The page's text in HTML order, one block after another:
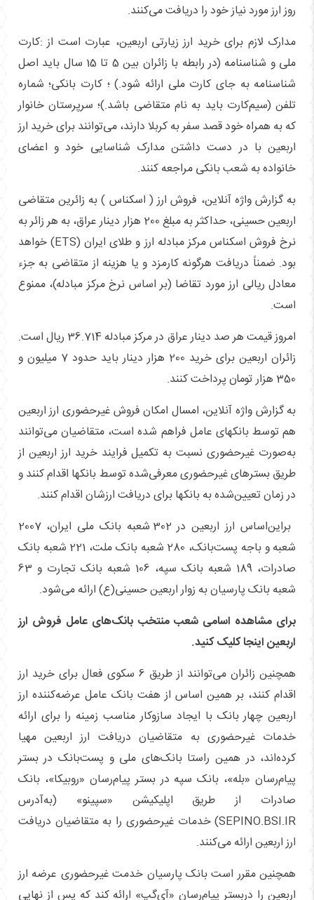
روز ارز مورد نیاز خود را دریافت می‌کنند.
مدارک لازم برای خرید ارز زیارتی اربعین، عبارت است از :کارت
ملی و شناسنامه (در رابطه با زائران بین 5 تا 15 سال باید اصل
شناسنامه به جای کارت ملی ارائه شود.) ؛ کارت بانکی؛ شماره
تلفن (سیم‌کارت باید به نام متقاضی باشد.)؛ سرپرستان خانوار
که به همراه خود قصد سفر به کربلا دارند، می‌توانند برای خرید ارز
اربعین با در دست داشتن مدارک شناسایی خود و اعضای
خانواده به شعب بانکی مراجعه کنند.
به گزارش واژه آنلاین، فروش ارز ( اسکناس ) به زائرین متقاضی
اربعین حسینی، حداکثر به مبلغ 200 هزار دینار عراق، به هر زائر به
نرخ فروش اسکناس مرکز مبادله ارز و طلای ایران (ETS) خواهد
بود. ضمناً دریافت هرگونه کارمزد و یا هزینه از متقاضی به جزء
معادل ریالی ارز مورد تقاضا (بر اساس نرخ مرکز مبادله)، ممنوع
است.
امروز قیمت هر صد دینار عراق در مرکز مبادله 36.714 ریال است.
زائران اربعین برای خرید 200 هزار دینار باید حدود 7 میلیون و
350 هزار تومان پرداخت کنند.
به گزارش واژه آنلاین، امسال امکان فروش غیرحضوری ارز اربعین
هم توسط بانکهای عامل فراهم شده است، متقاضیان می‌توانند
به‌صورت غیرحضوری نسبت به تکمیل فرایند خرید ارز اربعین از
طریق بسترهای غیرحضوری معرفی‌شده توسط بانکها اقدام کنند و
در زمان تعیین‌شده به بانکها برای دریافت ارزشان اقدام کنند.
براین‌اساس ارز اربعین در 302 شعبه بانک ملی ایران، 2007
شعبه و باجه پست‌بانک، 280 شعبه بانک ملت، 221 شعبه بانک
صادرات، 189 شعبه بانک سپه، 106 شعبه بانک تجارت و 63
شعبه بانک پارسیان به زوار اربعین حسینی(ع) ارائه می‌شود.
برای مشاهده اسامی شعب منتخب بانک‌های عامل فروش ارز
اربعین اینجا کلیک کنید.
همچنین زائران می‌توانند از طریق 6 سکوی فعال برای خرید ارز
اقدام کنند، بر همین اساس از هفت بانک عامل عرضه‌کننده ارز
اربعین چهار بانک با ایجاد سازوکار مناسب زمینه را برای ارائه
خدمات غیرحضوری به متقاضیان دریافت ارز اربعین مهیا
کرده‌اند، در همین راستا بانک‌های ملی و پست‌بانک در بستر
پیام‌رسان «بله»، ‌بانک سپه در بستر پیام‌رسان «روبیکا»، بانک
صادرات از طریق اپلیکیشن «سپینو» (به‌آدرس
SEPINO.BSI.IR) خدمات غیرحضوری را به متقاضیان دریافت
ارز اربعین ارائه می‌کنند.
همچنین مقرر است بانک پارسیان خدمت غیرحضوری عرضه ارز
اربعین را دربستر پیام‌رسان «آی‌گپ» ارائه کند که پس از نهایی